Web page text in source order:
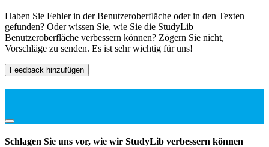
Haben Sie Fehler in der Benutzeroberfläche oder in den Texten
gefunden? Oder wissen Sie, wie Sie die StudyLib
Benutzeroberfläche verbessern können? Zögern Sie nicht,
Vorschläge zu senden. Es ist sehr wichtig für uns!
Feedback hinzufügen
Schlagen Sie uns vor, wie wir StudyLib verbessern können